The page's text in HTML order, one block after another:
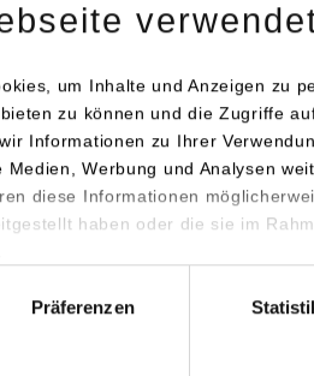
um Inhalte und Anzeigen zu
zu können und die Zugriffe
Informationen zu Ihrer
Medien, Werbung und Analysen
diese Informationen
haben oder die sie im
Präferenzen
INDIS-Infoveranstaltung für
Studierende